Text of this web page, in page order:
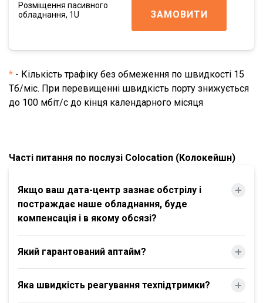
Розміщення пасивного
обладнання, 1U
ЗАМОВИТИ
* - Кількість трафіку без обмеження по швидкості 15
Тб/міс. При перевищенні швидкість порту знижується
до 100 мбіт/с до кінця календарного місяця
Часті питання по послузі Colocation (Колокейшн)
Якщо ваш дата-центр зазнає обстрілу і
постраждає наше обладнання, буде
компенсація і в якому обсязі?
Який гарантований аптайм?
Яка швидкість реагування техпідтримки?